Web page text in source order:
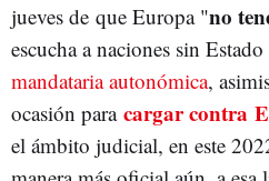
jueves de que Europa "no
escucha a naciones sin
mandataria autonómica,
ocasión para cargar contra
el ámbito judicial, en este